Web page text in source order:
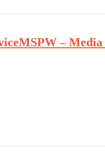
MSPW – Media